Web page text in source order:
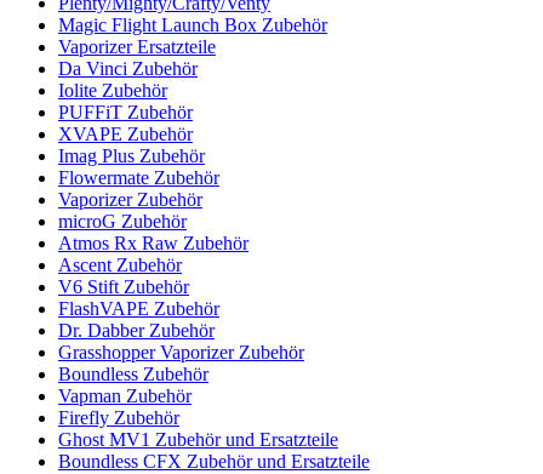
Magic Flight Launch Box Zubehör
Vaporizer Ersatzteile
Da Vinci Zubehör
Iolite Zubehör
PUFFiT Zubehör
XVAPE Zubehör
Imag Plus Zubehör
Flowermate Zubehör
Vaporizer Zubehör
microG Zubehör
Atmos Rx Raw Zubehör
Ascent Zubehör
V6 Stift Zubehör
FlashVAPE Zubehör
Dr. Dabber Zubehör
Grasshopper Vaporizer Zubehör
Boundless Zubehör
Vapman Zubehör
Firefly Zubehör
Ghost MV1 Zubehör und Ersatzteile
Boundless CFX Zubehör und Ersatzteile